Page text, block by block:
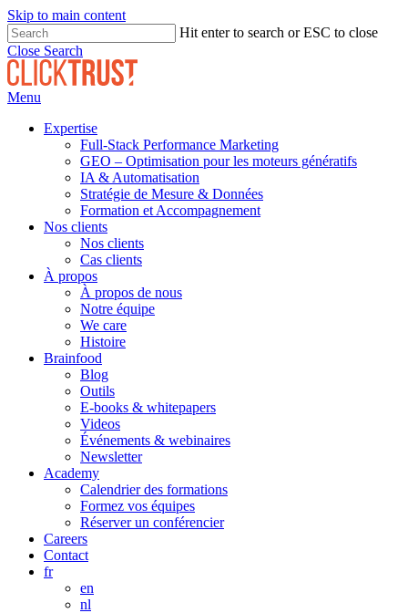
Skip to main content
Hit enter to search or ESC to close
Close Search
Menu
Expertise
Full-Stack Performance Marketing
GEO – Optimisation pour les moteurs génératifs
IA & Automatisation
Stratégie de Mesure & Données
Formation et Accompagnement
Nos clients
Nos clients
Cas clients
À propos
À propos de nous
Notre équipe
We care
Histoire
Brainfood
Blog
Outils
E-books & whitepapers
Videos
Événements & webinaires
Newsletter
Academy
Calendrier des formations
Formez vos équipes
Réserver un conférencier
Careers
Contact
fr
en
nl